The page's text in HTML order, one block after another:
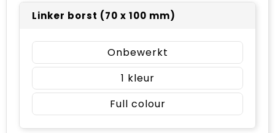
Linker borst (70 x 100 mm)
Onbewerkt
1
Full colour